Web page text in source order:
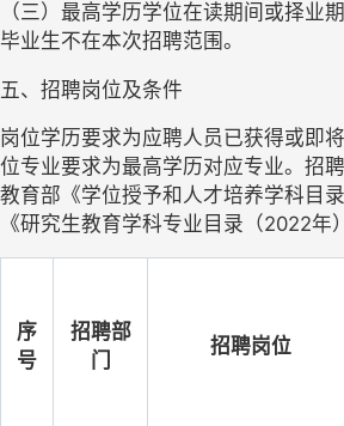
（三）最高学历学位在读期间或择业
毕业生不在本次招聘范围。
五、招聘岗位及条件
岗位学历要求为应聘人员已获得或即
位专业要求为最高学历对应专业。招
教育部 《学位授予和人才培养学科目
《研究生教育学科专业目录（2022年
序
号
招聘部
门
招聘岗位